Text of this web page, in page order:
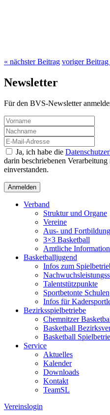
« nächster Beitrag voriger Beitrag
Newsletter
Für den BVS-Newsletter
Ja, ich habe die
darin beschriebenen
einverstanden.
Verband
Struktur und Organe
Vereine
Aus- und Fortbildung
3×3 Basketball
Amtliche
Basketballjugend
Infos zum
Talentstützpunkte
Sportbetonte Schulen
Infos für
Bezirksspielbetriebe
Chemnitzer
Basketball
Basketball
Service
Aktuelles
Kalender
Downloads
Kontakt
TeamSL
Vereinslogin